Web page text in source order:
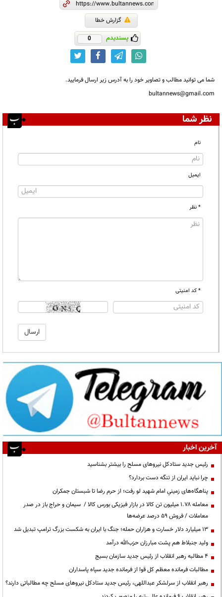
گزارش خطا
پسندیدم 0
شما می توانید مطالب و تصاویر خود را به آدرس زیر ارسال فرمایید.
bultannews@gmail.com
نظر شما
نام
ایمیل
* نظر
* کد امنیتی
آخرین اخبار
رئیس جدید ستادکل نیروهای مسلح را بیشتر بشناسید
چرا نباید ایران از تنگه دست بردارد؟
پناهگاه‌های زمینیِ امام شهید لو رفت؛ از حرم رضا تا شبستان جمکران
معامله ۱.۷۸ میلیون تن کالا در بازار فیزیکی بورس کالا / سیمان و حراج باز در صدر
معاملات / فروش ۵۹ درصد عرضه‌ها
۱۳ میلیارد دلار خسارت و هزاران حمله؛ جنگ با ایران به شکست بزرگ ترامپ تبدیل شد
ولید جنبلاط هم پشت مبارزان حزب‌الله درآمد
۴ مطالبه رهبر انقلاب از رئیس جدید سازمان بسیج
مطالبات فرمانده معظم کل قوا از فرمانده جدید سپاه پاسداران
رهبر انقلاب از سرلشکر عبداللهی، رئیس جدید ستادکل نیروهای مسلح چه مطالباتی دارند؟